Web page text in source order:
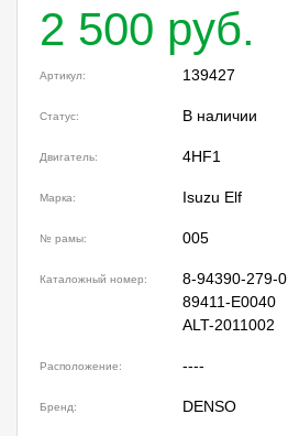
2 500 руб.
Артикул: 139427
Статус: В наличии
Двигатель: 4HF1
Марка: Isuzu Elf
№ рамы: 005
Каталожный номер:
8-94390-279-0
89411-E0040
ALT-2011002
Расположение: ----
Бренд: DENSO